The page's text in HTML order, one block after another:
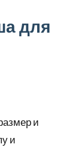
для
и
и